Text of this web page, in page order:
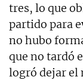
tres, lo que
partido para
no hubo
que no tardó
logró dejar el